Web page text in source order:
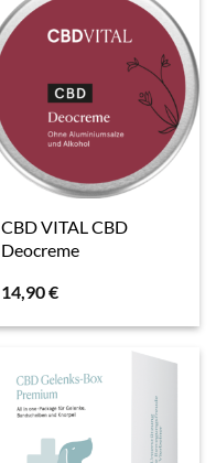
CBD VITAL CBD
Deocreme
14,90€